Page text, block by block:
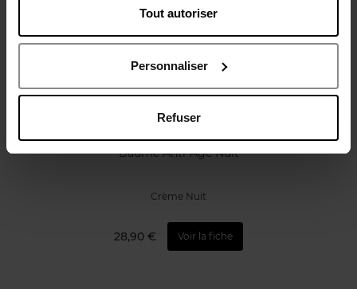
Tout autoriser
Personnaliser
Refuser
APRIL
Baume Anti-Âge Nuit
Crème Nuit
28,90 € Voir la fiche